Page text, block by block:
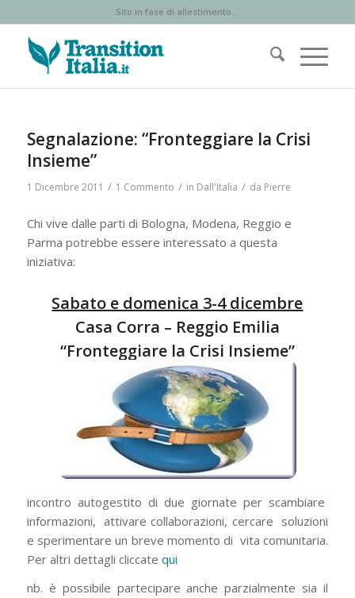
Sito in fase di allestimento...
Segnalazione: “Fronteggiare la Crisi
Insieme”
1 Dicembre 2011 / 1 Commento / in Dall'Italia / da Pierre
Chi vive dalle parti di Bologna, Modena, Reggio e
Parma potrebbe essere interessato a questa
iniziativa:
Sabato e domenica 3-4 dicembre
Casa Corra – Reggio Emilia
“Fronteggiare la Crisi Insieme”
incontro autogestito di due giornate per scambiare
informazioni, attivare collaborazioni, cercare soluzioni
e sperimentare un breve momento di vita comunitaria.
Per altri dettagli cliccate qui
nb. è possibile partecipare anche parzialmente sia il